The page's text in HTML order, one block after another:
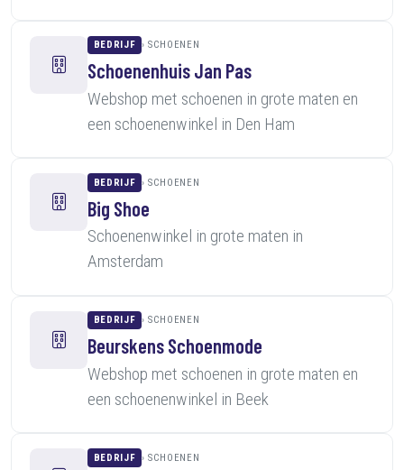
BEDRIJF SCHOENEN
Schoenenhuis Jan Pas
Webshop met schoenen in grote maten en
een schoenenwinkel in Den Ham
BEDRIJF SCHOENEN
Big Shoe
Schoenenwinkel in grote maten in
Amsterdam
BEDRIJF SCHOENEN
Beurskens Schoenmode
Webshop met schoenen in grote maten en
een schoenenwinkel in Beek
BEDRIJF SCHOENEN